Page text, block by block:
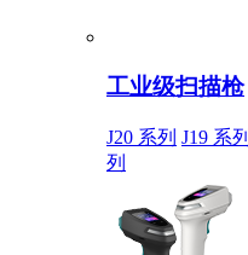
工业级扫描枪
J20 系列 J19 系列
列